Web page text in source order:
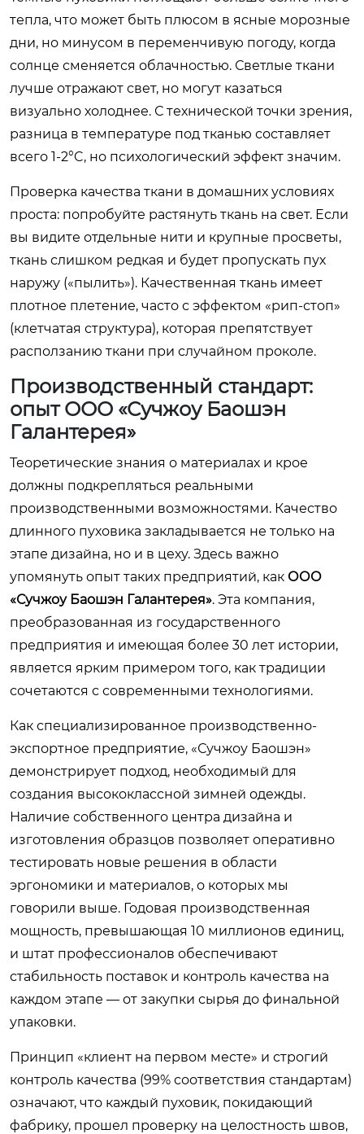
тепла, что может быть плюсом в ясные морозные
дни, но минусом в переменчивую погоду, когда
солнце сменяется облачностью. Светлые ткани
лучше отражают свет, но могут казаться
визуально холоднее. С технической точки зрения,
разница в температуре под тканью составляет
всего 1-2°C, но психологический эффект значим.
Проверка качества ткани в домашних условиях
проста: попробуйте растянуть ткань на свет. Если
вы видите отдельные нити и крупные просветы,
ткань слишком редкая и будет пропускать пух
наружу («пылить»). Качественная ткань имеет
плотное плетение, часто с эффектом «рип-стоп»
(клетчатая структура), которая препятствует
расползанию ткани при случайном проколе.
Производственный стандарт:
опыт ООО «Сучжоу Баошэн
Галантерея»
Теоретические знания о материалах и крое
должны подкрепляться реальными
производственными возможностями. Качество
длинного пуховика закладывается не только на
этапе дизайна, но и в цеху. Здесь важно
упомянуть опыт таких предприятий, как ООО
«Сучжоу Баошэн Галантерея». Эта компания,
преобразованная из государственного
предприятия и имеющая более 30 лет истории,
является ярким примером того, как традиции
сочетаются с современными технологиями.
Как специализированное производственно-
экспортное предприятие, «Сучжоу Баошэн»
демонстрирует подход, необходимый для
создания высококлассной зимней одежды.
Наличие собственного центра дизайна и
изготовления образцов позволяет оперативно
тестировать новые решения в области
эргономики и материалов, о которых мы
говорили выше. Годовая производственная
мощность, превышающая 10 миллионов единиц,
и штат профессионалов обеспечивают
стабильность поставок и контроль качества на
каждом этапе — от закупки сырья до финальной
упаковки.
Принцип «клиент на первом месте» и строгий
контроль качества (99% соответствия стандартам)
означают, что каждый пуховик, покидающий
фабрику, прошел проверку на целостность швов,